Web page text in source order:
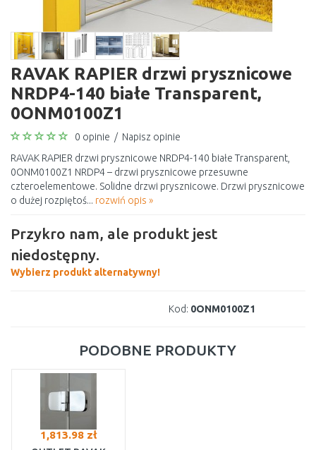
RAVAK RAPIER drzwi prysznicowe
NRDP4-140 białe Transparent,
0ONM0100Z1
0 opinie / Napisz opinie
RAVAK RAPIER drzwi prysznicowe NRDP4-140 białe Transparent,
0ONM0100Z1 NRDP4 – drzwi prysznicowe przesuwne
czteroelementowe. Solidne drzwi prysznicowe. Drzwi prysznicowe
o dużej rozpiętoś... rozwiń opis »
Przykro nam, ale produkt jest
niedostępny.
Wybierz produkt alternatywny!
Kod: 0ONM0100Z1
PODOBNE PRODUKTY
1,813.98 zł